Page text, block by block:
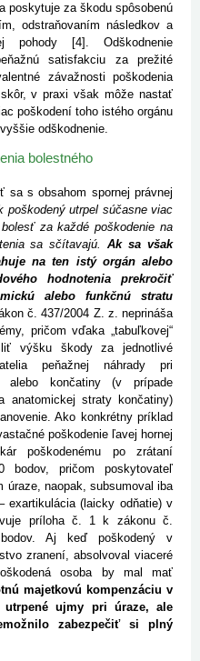
poskytuje za škodu spôsobenú
odstraňovaním následkov a
pohody [4]. Odškodnenie
satisfakciu za prežité
závažnosti poškodenia
v praxi však môže nastať
poškodení toho istého orgánu
odškodnenie.
bolestného
sa s obsahom spornej právnej
poškodený utrpel súčasne viac
za každé poškodenie na
sa sčítavajú.Ak sa však
na ten istý orgán alebo
hodnotenia prekročiť
alebo funkčnú stratu
č. 437/2004 Z. z. neprináša
pričom vďaka „tabuľkovej“
výšku škody za jednotlivé
peňažnej náhrady pri
alebo končatiny (v prípade
anatomickej straty končatiny)
Ako konkrétny príklad
poškodenie ľavej hornej
poškodenému po zrátaní
bodov, pričom poskytovateľ
úraze, naopak, subsumoval iba
exartikulácia (laicky odňatie) v
príloha č. 1 k zákonu č.
Aj keď poškodený v
zranení, absolvoval viaceré
osoba by mal mať
majetkovú kompenzáciu v
utrpené ujmy pri úraze, ale
zabezpečiť si plný